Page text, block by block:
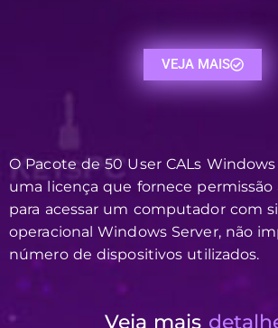
VEJA MAIS
O Pacote de 50 User CALs Windows
uma licença que fornece permissão
para acessar um computador com
operacional Windows Server, não
número de dispositivos utilizados.
Veja mais